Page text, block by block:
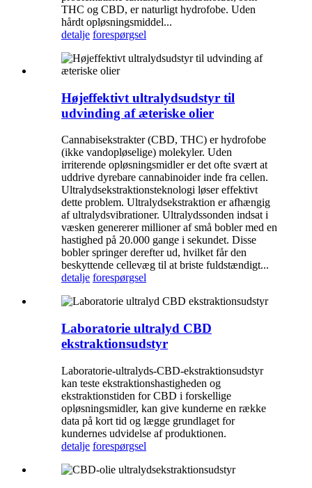
THC og CBD, er naturligt hydrofobe. Uden
hårdt opløsningsmiddel...
detalje forespørgsel
Højeffektivt ultralydsudstyr til
udvinding af æteriske olier
Cannabisekstrakter (CBD, THC) er hydrofobe
(ikke vandopløselige) molekyler. Uden
irriterende opløsningsmidler er det ofte svært at
uddrive dyrebare cannabinoider inde fra cellen.
Ultralydsekstraktionsteknologi løser effektivt
dette problem. Ultralydsekstraktion er afhængig
af ultralydsvibrationer. Ultralydssonden indsat i
væsken genererer millioner af små bobler med en
hastighed på 20.000 gange i sekundet. Disse
bobler springer derefter ud, hvilket får den
beskyttende cellevæg til at briste fuldstændigt...
detalje forespørgsel
Laboratorie ultralyd CBD
ekstraktionsudstyr
Laboratorie-ultralyds-CBD-ekstraktionsudstyr
kan teste ekstraktionshastigheden og
ekstraktionstiden for CBD i forskellige
opløsningsmidler, kan give kunderne en række
data på kort tid og lægge grundlaget for
kundernes udvidelse af produktionen.
detalje forespørgsel